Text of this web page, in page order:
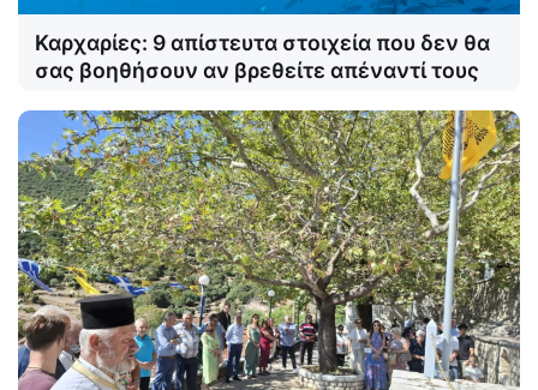
Καρχαρίες: 9 απίστευτα στοιχεία που δεν θα
σας βοηθήσουν αν βρεθείτε απέναντί τους